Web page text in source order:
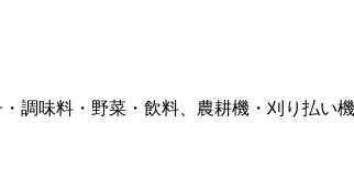
調味料・野菜・飲料、農耕機・刈り払い